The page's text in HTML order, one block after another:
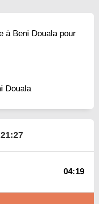
à Beni Douala pour
Douala
04:19